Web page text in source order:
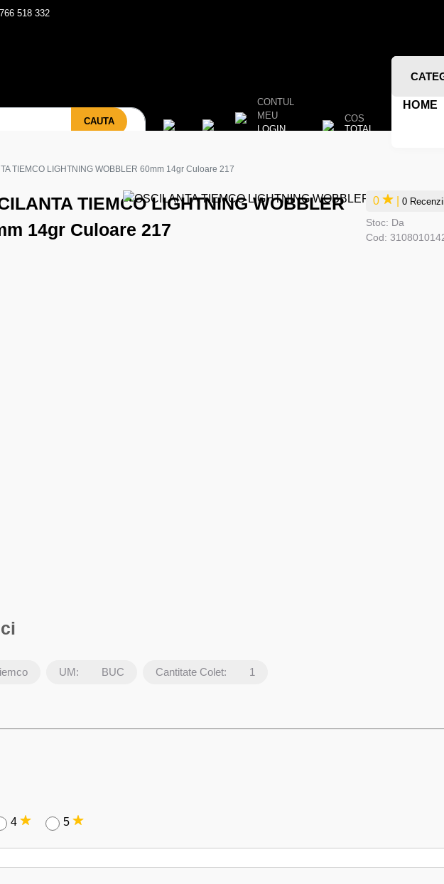
518 332
CAUTA
CONTUL
MEU
LOGIN
COS
TOTAL
HOME
TIEMCO LIGHTNING WOBBLER 60mm 14gr Culoare 217
TIEMCO LIGHTNING WOBBLER
14gr Culoare 217
0 |0 Recenzii
Stoc: Da
Cod:
UM: BUC Cantitate Colet: 1
4
5